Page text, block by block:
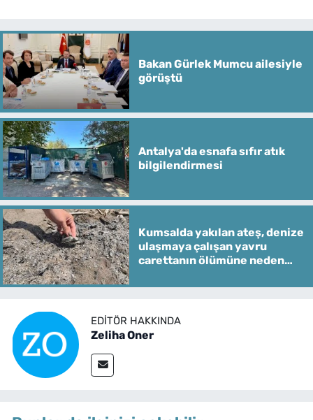
Bakan Gürlek Mumcu ailesiyle
görüştü
Antalya'da esnafa sıfır atık
bilgilendirmesi
Kumsalda yakılan ateş, denize
ulaşmaya çalışan yavru
carettanın ölümüne neden
EDITÖR HAKKINDA
Zeliha Oner